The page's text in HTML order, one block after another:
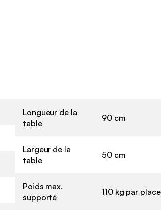
Longueur de la
table
90 cm
Largeur de la
table
50 cm
Poids max.
supporté
110 kg par place